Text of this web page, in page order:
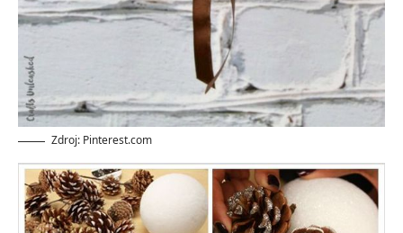
Zdroj: Pinterest.com